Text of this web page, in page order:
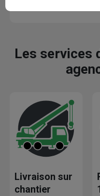
Les services
Livraison sur
chantier